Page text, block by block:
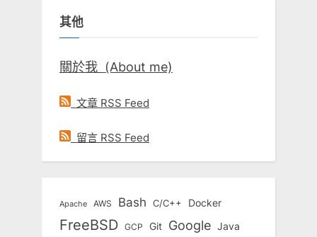
字:
其他
關於我 (About me)
文章 RSS Feed
留言 RSS Feed
Apache AWS Bash C/C++ Docker
FreeBSD GCP Git Google Java